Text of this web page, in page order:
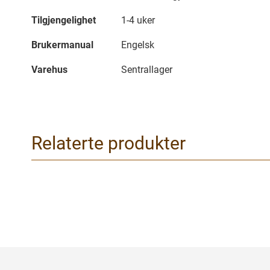
Tilgjengelighet 1-4 uker
Brukermanual Engelsk
Varehus Sentrallager
Relaterte produkter